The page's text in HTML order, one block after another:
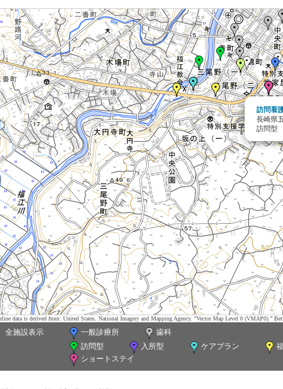
訪問看
長崎県
訪問型
data is derived from: United States. National Imagery and Mapping Agency. "Vector Map Level 0 (VMAP0)."
全施設表示 一般診療所 歯科
訪問型
入所型 ケアプラン
ショートステイ